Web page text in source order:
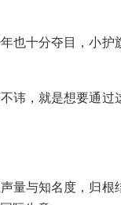
也十分夺目，小护
讳，就是想要通过
量与知名度，归根